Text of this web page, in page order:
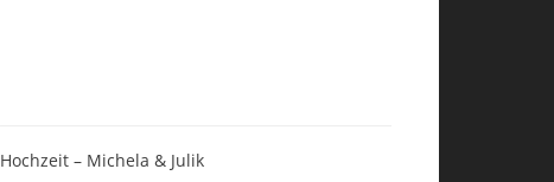
Hochzeit – Michela & Julik